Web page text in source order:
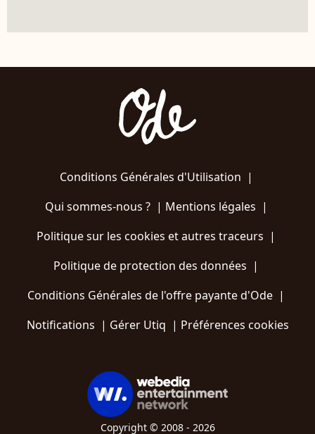
Conditions Générales d'Utilisation |
Qui sommes-nous ?| Mentions légales |
Politique sur les cookies et autres traceurs |
Politique de protection des données |
Conditions Générales de l'offre payante d'Ode |
Notifications | Gérer Utiq | Préférences cookies
Copyright © 2008 - 2026